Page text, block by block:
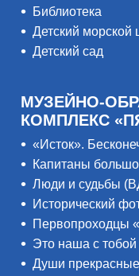
Библиотека
Детский морской
Детский сад
МУЗЕЙНО-
КОМПЛЕКС
«Исток».
Капитаны
Люди и судьбы
Исторический
Первопроходцы
Это наша с
Души